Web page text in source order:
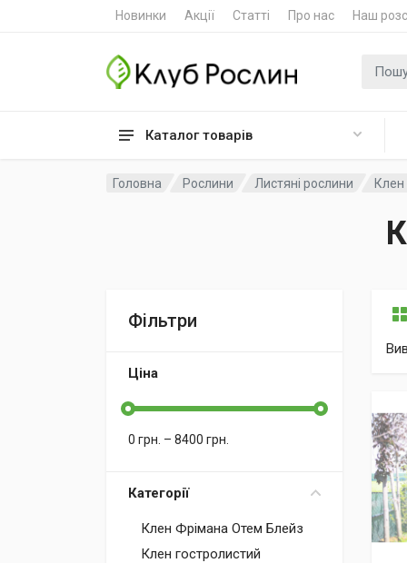
Новинки Акції Статті Про нас Наш
Каталог товарів
Пошук
Головна Рослини Листяні рослини Клен
Фільтри
Ціна
0 грн. – 8400 грн.
Категорії
Клен Фрімана Отем Блейз
Клен гостролистий